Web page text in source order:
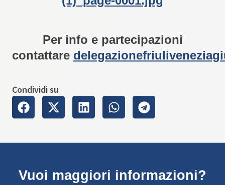
Per info e partecipazioni
contattare
Condividi su
Vuoi maggiori informazioni?